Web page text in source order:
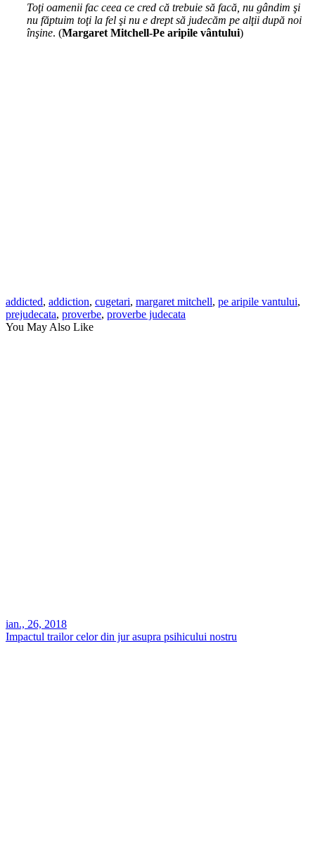
Toţi oamenii fac ceea ce cred că trebuie să facă, nu gândim şi
nu făptuim toţi la fel şi nu e drept să judecăm pe alţii după noi
înşine. (Margaret Mitchell-Pe aripile vântului)
addicted, addiction, cugetari, margaret mitchell, pe aripile vantului,
prejudecata, proverbe, proverbe judecata
You May Also Like
ian., 26, 2018
Impactul trailor celor din jur asupra psihicului nostru